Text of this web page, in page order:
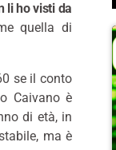
li ho visti da
quella di
se il conto
Caivano è
di età, in
ma è